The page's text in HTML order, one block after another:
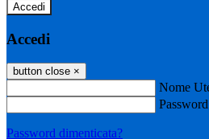
Accedi
Accedi
button close ×
Nome
Password
Password dimenticata?